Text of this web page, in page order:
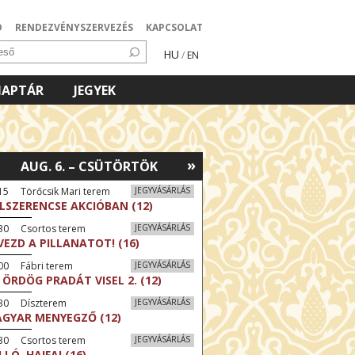
RENDEZVÉNYSZERVEZÉS KAPCSOLAT
HU / EN
JEGYEK
»
AUG. 6. – CSÜTÖRTÖK
JEGYVÁSÁRLÁS
Törőcsik Mari terem
AKCIÓBAN (12)
JEGYVÁSÁRLÁS
Csortos terem
A PILLANATOT! (16)
JEGYVÁSÁRLÁS
Fábri terem
PRADÁT VISEL 2. (12)
JEGYVÁSÁRLÁS
Díszterem
MENYEGZŐ (12)
JEGYVÁSÁRLÁS
Csortos terem